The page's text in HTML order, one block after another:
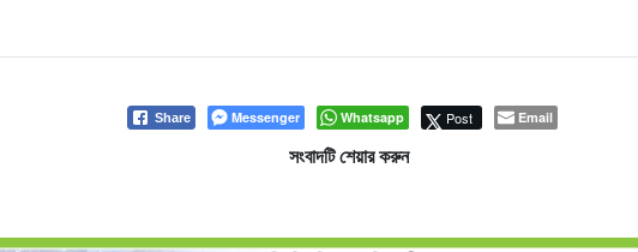
Share Messenger Whatsapp Post Email
সংবাদটি শেয়ার করুন